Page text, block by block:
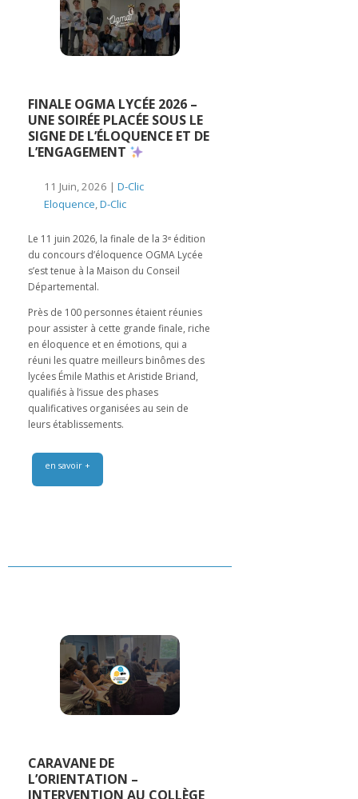
️FINALE OGMA LYCÉE 2026 –
UNE SOIRÉE PLACÉE SOUS LE
SIGNE DE L’ÉLOQUENCE ET DE
L’ENGAGEMENT
11 Juin, 2026 | D-Clic
Eloquence,D-Clic
Le 11 juin 2026, la finale de la 3ᵉ édition
du concours d’éloquence OGMA Lycée
s’est tenue à la Maison du Conseil
Départemental.
Près de 100 personnes étaient réunies
pour assister à cette grande finale, riche
en éloquence et en émotions, qui a
réuni les quatre meilleurs binômes des
lycées Émile Mathis et Aristide Briand,
qualifiés à l’issue des phases
qualificatives organisées au sein de
leurs établissements.
en savoir +
CARAVANE DE
L’ORIENTATION –
INTERVENTION AU COLLÈGE